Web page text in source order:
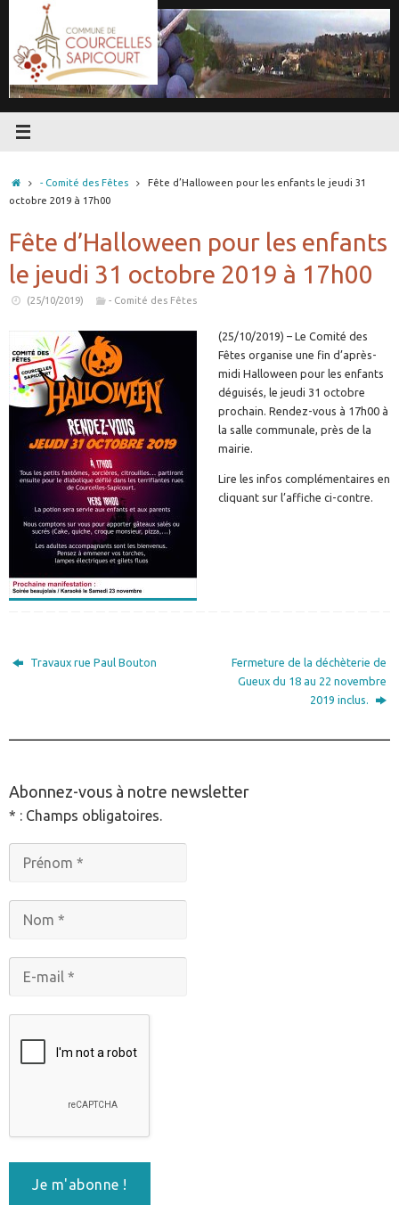
contenu
Accueil
- Comité des Fêtes
Fête d’Halloween pour les enfants le jeudi 31
octobre 2019 à 17h00
Fête d’Halloween pour les enfants
le jeudi 31 octobre 2019 à 17h00
(25/10/2019) - Comité des Fêtes
(25/10/2019) – Le Comité des
Fêtes organise une fin d’après-
midi Halloween pour les enfants
déguisés, le jeudi 31 octobre
prochain. Rendez-vous à 17h00 à
la salle communale, près de la
mairie.
Lire les infos complémentaires en
cliquant sur l’affiche ci-contre.
Travaux rue Paul Bouton
Fermeture de la déchèterie de
Gueux du 18 au 22 novembre
2019 inclus.
Abonnez-vous à notre newsletter
* : Champs obligatoires.